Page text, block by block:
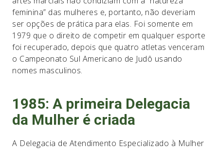
feminina” das mulheres e, portanto, não deveriam
ser opções de prática para elas. Foi somente em
1979 que o direito de competir em qualquer esporte
foi recuperado, depois que quatro atletas venceram
o Campeonato Sul Americano de Judô usando
nomes masculinos.
1985: A primeira Delegacia
da Mulher é criada
A Delegacia de Atendimento Especializado à Mulher